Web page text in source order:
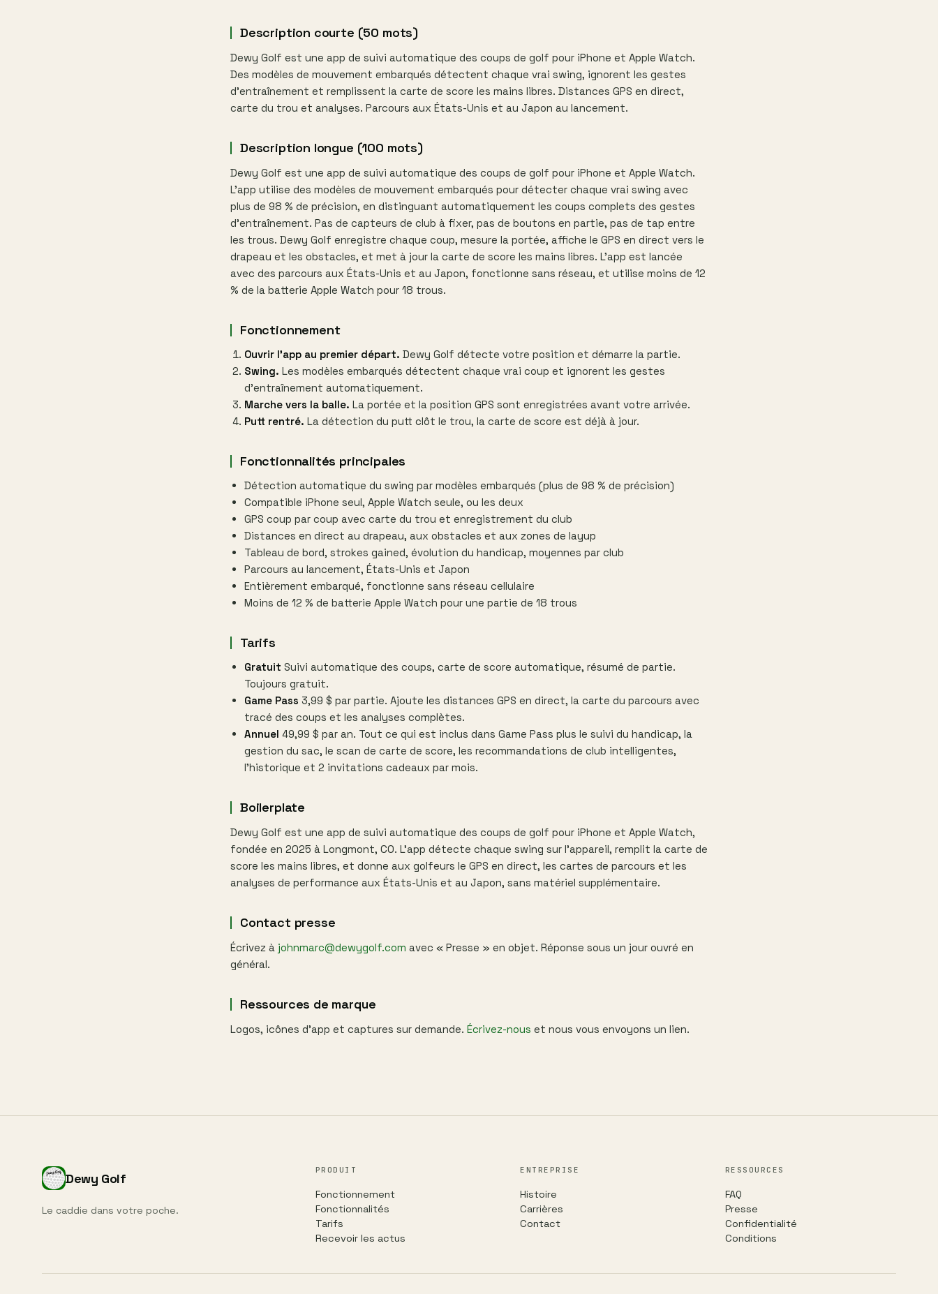
Description courte (50 mots)
Dewy Golf est une app de suivi automatique des coups de golf pour iPhone et Apple Watch.
Des modèles de mouvement embarqués détectent chaque vrai swing, ignorent les gestes
d'entraînement et remplissent la carte de score les mains libres. Distances GPS en direct,
carte du trou et analyses. Parcours aux États-Unis et au Japon au lancement.
Description longue (100 mots)
Dewy Golf est une app de suivi automatique des coups de golf pour iPhone et Apple Watch.
L'app utilise des modèles de mouvement embarqués pour détecter chaque vrai swing avec
plus de 98 % de précision, en distinguant automatiquement les coups complets des gestes
d'entraînement. Pas de capteurs de club à fixer, pas de boutons en partie, pas de tap entre
les trous. Dewy Golf enregistre chaque coup, mesure la portée, affiche le GPS en direct vers le
drapeau et les obstacles, et met à jour la carte de score les mains libres. L'app est lancée
avec des parcours aux États-Unis et au Japon, fonctionne sans réseau, et utilise moins de 12
% de la batterie Apple Watch pour 18 trous.
Fonctionnement
Ouvrir l'app au premier départ. Dewy Golf détecte votre position et démarre la partie.
Swing. Les modèles embarqués détectent chaque vrai coup et ignorent les gestes
d'entraînement automatiquement.
Marche vers la balle. La portée et la position GPS sont enregistrées avant votre arrivée.
Putt rentré. La détection du putt clôt le trou, la carte de score est déjà à jour.
Fonctionnalités principales
Détection automatique du swing par modèles embarqués (plus de 98 % de précision)
Compatible iPhone seul, Apple Watch seule, ou les deux
GPS coup par coup avec carte du trou et enregistrement du club
Distances en direct au drapeau, aux obstacles et aux zones de layup
Tableau de bord, strokes gained, évolution du handicap, moyennes par club
Parcours au lancement, États-Unis et Japon
Entièrement embarqué, fonctionne sans réseau cellulaire
Moins de 12 % de batterie Apple Watch pour une partie de 18 trous
Tarifs
Gratuit Suivi automatique des coups, carte de score automatique, résumé de partie.
Toujours gratuit.
Game Pass 3,99 $ par partie. Ajoute les distances GPS en direct, la carte du parcours avec
tracé des coups et les analyses complètes.
Annuel 49,99 $ par an. Tout ce qui est inclus dans Game Pass plus le suivi du handicap, la
gestion du sac, le scan de carte de score, les recommandations de club intelligentes,
l'historique et 2 invitations cadeaux par mois.
Boilerplate
Dewy Golf est une app de suivi automatique des coups de golf pour iPhone et Apple Watch,
fondée en 2025 à Longmont, CO. L'app détecte chaque swing sur l'appareil, remplit la carte de
score les mains libres, et donne aux golfeurs le GPS en direct, les cartes de parcours et les
analyses de performance aux États-Unis et au Japon, sans matériel supplémentaire.
Contact presse
Écrivez à johnmarc@dewygolf.com avec « Presse » en objet. Réponse sous un jour ouvré en
général.
Ressources de marque
Logos, icônes d'app et captures sur demande. Écrivez-nous et nous vous envoyons un lien.
Dewy Golf
Le caddie dans votre poche.
PRODUIT
Fonctionnement
Fonctionnalités
Tarifs
Recevoir les actus
ENTREPRISE
Histoire
Carrières
Contact
RESSOURCES
FAQ
Presse
Confidentialité
Conditions